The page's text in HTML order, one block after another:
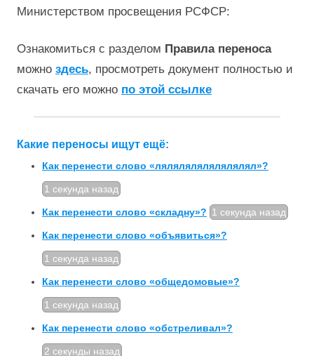
Министерством просвещения РСФСР:
Ознакомиться с разделом Правила переноса
можно здесь, просмотреть документ полностью и
скачать его можно по этой ссылке
Какие переносы ищут ещё:
Как перенести слово «лялялялялялялялял»?
1 секунда назад
Как перенести слово «складну»? 1 секунда назад
Как перенести слово «объявиться»?
1 секунда назад
Как перенести слово «общедомовые»?
1 секунда назад
Как перенести слово «обстреливал»?
2 секунды назад